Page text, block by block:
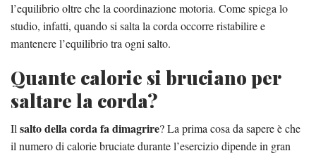
l’equilibrio oltre che la coordinazione motoria. Come spiega lo
studio, infatti, quando si salta la corda occorre ristabilire e
mantenere l’equilibrio tra ogni salto.
Quante calorie si bruciano per
saltare la corda?
Il salto della corda fa dimagrire? La prima cosa da sapere è che
il numero di calorie bruciate durante l’esercizio dipende in gran